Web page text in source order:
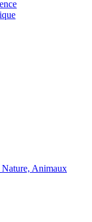
Nature, Animaux